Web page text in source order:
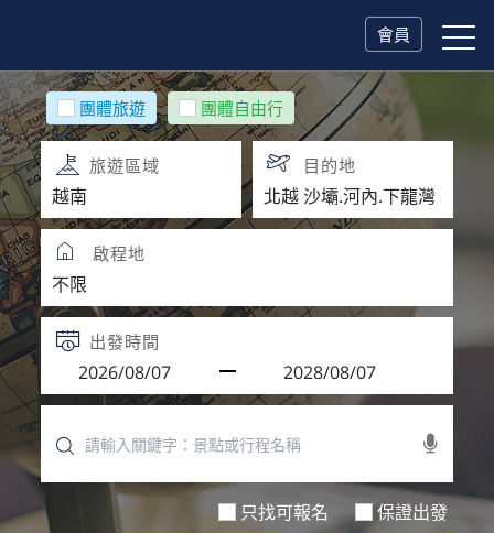
會員
團體旅遊 團體自由行
旅遊區域 目的地
啟程地
出發時間
只找可報名 保證出發